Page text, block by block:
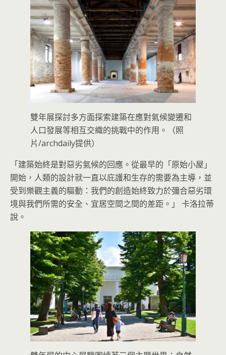
雙年展探討多方面探索建築在應對氣候變遷和
人口發展等相互交織的挑戰中的作用。（照
片/archdaily提供）
「建築始終是對惡劣氣候的回應。從最早的「原始小屋」
開始，人類的設計就一直以庇護和生存的需要為主導，並
受到樂觀主義的驅動：我們的創造始終致力於彌合惡劣環
境與我們所需的安全、宜居空間之間的差距。」 卡洛拉蒂
說。